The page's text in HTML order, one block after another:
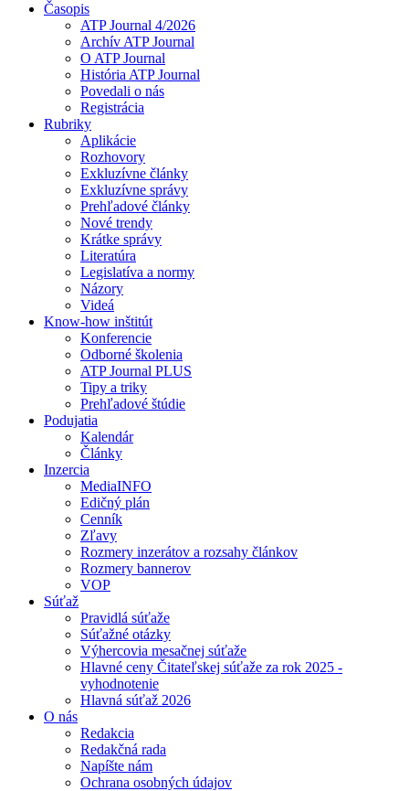
Časopis
ATP Journal 4/2026
Archív ATP Journal
O ATP Journal
História ATP Journal
Povedali o nás
Registrácia
Rubriky
Aplikácie
Rozhovory
Exkluzívne články
Exkluzívne správy
Prehľadové články
Nové trendy
Krátke správy
Literatúra
Legislatíva a normy
Názory
Videá
Know-how inštitút
Konferencie
Odborné školenia
ATP Journal PLUS
Tipy a triky
Prehľadové štúdie
Podujatia
Kalendár
Články
Inzercia
MediaINFO
Edičný plán
Cenník
Zľavy
Rozmery inzerátov a rozsahy článkov
Rozmery bannerov
VOP
Súťaž
Pravidlá súťaže
Súťažné otázky
Výhercovia mesačnej súťaže
Hlavné ceny Čitateľskej súťaže za rok 2025 -
vyhodnotenie
Hlavná súťaž 2026
O nás
Redakcia
Redakčná rada
Napíšte nám
Ochrana osobných údajov